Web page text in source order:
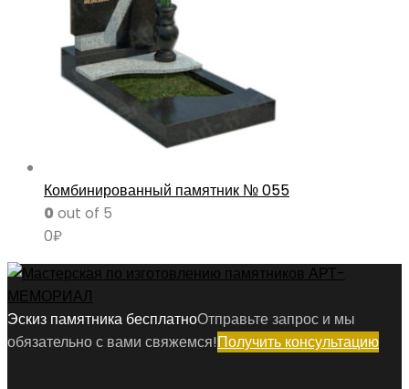
Комбинированный памятник № 055
0 out of 5
0₽
Эскиз памятника бесплатноОтправьте запрос и мы
обязательно с вами свяжемся!Получить консультацию